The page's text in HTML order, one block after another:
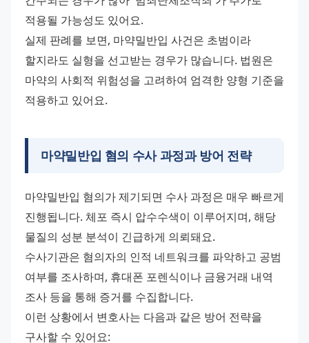
적용될 가능성도 있어요.
실제 판례를 보면, 마약밀반입 사건은 초범이라
할지라도 실형을 선고받는 경우가 많습니다. 법원은
마약의 사회적 위험성을 고려하여 엄격한 양형 기준을
적용하고 있어요.
마약밀반입 혐의 수사 과정과 방어 전략
마약밀반입 혐의가 제기되면 수사 과정은 매우 빠르게
진행됩니다. 체포 즉시 압수수색이 이루어지며, 해당
물질의 성분 분석이 긴급하게 의뢰돼요.
수사기관은 혐의자의 인적 네트워크를 파악하고 공범
여부를 조사하며, 휴대폰 포렌식이나 금융거래 내역
조사 등을 통해 증거를 수집합니다.
이런 상황에서 변호사는 다음과 같은 방어 전략을
구사할 수 있어요: